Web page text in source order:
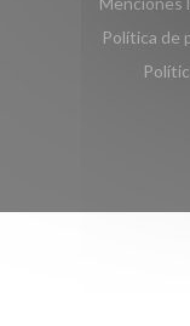
Política de